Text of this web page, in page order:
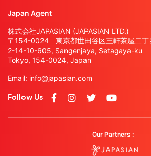
Japan Agent
株式会社JAPASIAN (JAPASIAN LTD.)
〒154-0024 東京都世田谷区三軒茶屋二
2-14-10-605, Sangenjaya, Setagaya-ku
Tokyo, 154-0024, Japan
Email: info@japasian.com
Follow Us
Our Partners :